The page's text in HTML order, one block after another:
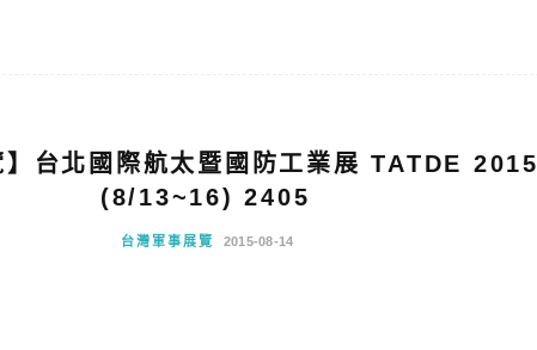
】台北國際航太暨國防工業展 TATDE 2015
(8/13~16) 2405
台灣軍事展覽 2015-08-14